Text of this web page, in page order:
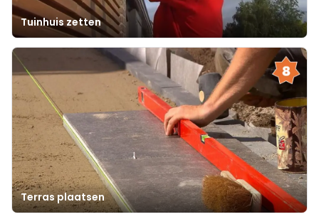
Tuinhuis zetten
Terras plaatsen